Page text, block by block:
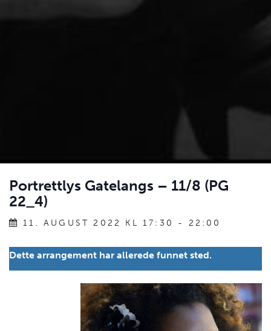
Portrettlys Gatelangs – 11/8 (PG
22_4)
11. AUGUST 2022 KL 17:30 - 22:00
Dette arrangement har allerede funnet sted.